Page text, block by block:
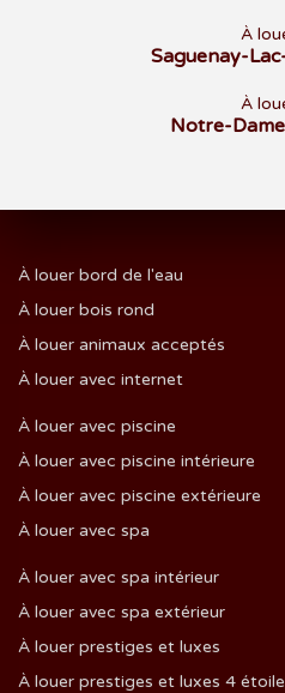
À
Saguenay-
À
Notre-
À louer bord de l'eau
À louer bois rond
À louer animaux acceptés
À louer avec internet
À louer avec piscine
À louer avec piscine intérieure
À louer avec piscine extérieure
À louer avec spa
À louer avec spa intérieur
À louer avec spa extérieur
À louer prestiges et luxes
À louer prestiges et luxes 4